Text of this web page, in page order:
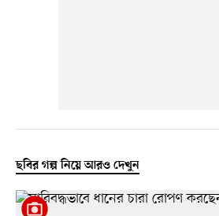
ছবির গল্প নিয়ে আরও দেখুন